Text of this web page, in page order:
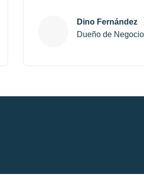
Dino Fernández
Dueño de Negocio